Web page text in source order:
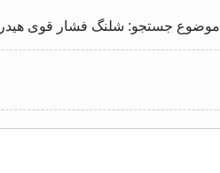
موضوع جستجو: شلنگ فشار قوی هیدرولیک - ۱